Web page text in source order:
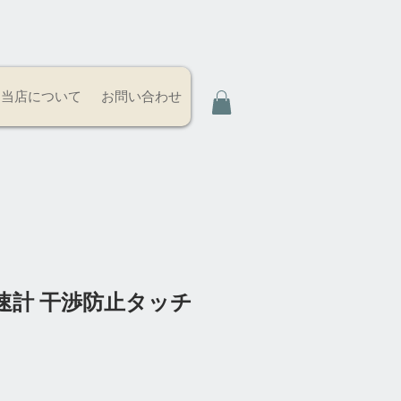
当店について お問い合わせ
計 干渉防止タッチ